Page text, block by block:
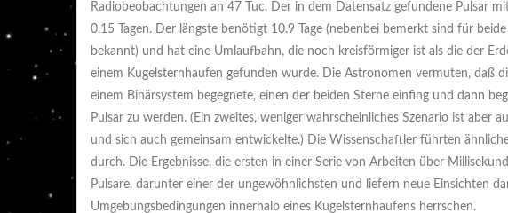
Radiobeobachtungen an 47 Tuc. Der in dem Datensatz gefundene Pulsar
0.15 Tagen. Der längste benötigt 10.9 Tage (nebenbei bemerkt sind für
bekannt) und hat eine Umlaufbahn, die noch kreisförmiger ist als die der
einem Kugelsternhaufen gefunden wurde. Die Astronomen vermuten, daß
einem Binärsystem begegnete, einen der beiden Sterne einfing und dann
Pulsar zu werden. (Ein zweites, weniger wahrscheinliches Szenario ist aber
und sich auch gemeinsam entwickelte.) Die Wissenschaftler führten
durch. Die Ergebnisse, die ersten in einer Serie von Arbeiten über
Pulsare, darunter einer der ungewöhnlichsten und liefern neue Einsichten
Umgebungsbedingungen innerhalb eines Kugelsternhaufens herrschen.